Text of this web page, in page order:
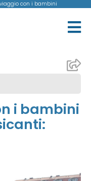
con i bambini
i bambini